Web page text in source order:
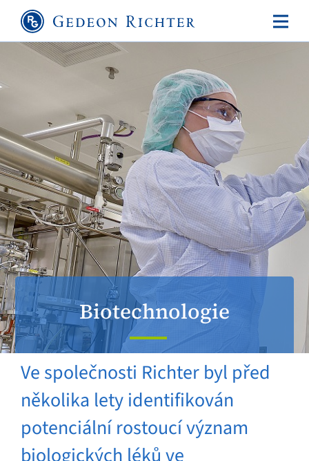
Biotechnologie
Ve společnosti Richter byl před
několika lety identifikován
potenciální rostoucí význam
biologických léků ve